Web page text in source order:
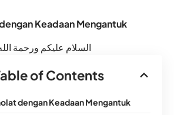
Keadaan Mengantuk
السلام عليكم ورحمة
of Contents
dengan Keadaan Mengantuk